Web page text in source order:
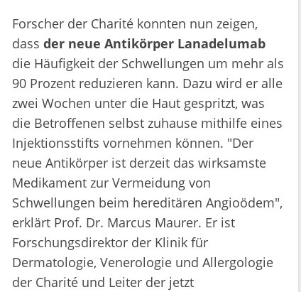
Forscher der Charité konnten nun zeigen,
dass der neue Antikörper Lanadelumab
die Häufigkeit der Schwellungen um mehr als
90 Prozent reduzieren kann. Dazu wird er alle
zwei Wochen unter die Haut gespritzt, was
die Betroffenen selbst zuhause mithilfe eines
Injektionsstifts vornehmen können. "Der
neue Antikörper ist derzeit das wirksamste
Medikament zur Vermeidung von
Schwellungen beim hereditären Angioödem",
erklärt Prof. Dr. Marcus Maurer. Er ist
Forschungsdirektor der Klinik für
Dermatologie, Venerologie und Allergologie
der Charité und Leiter der jetzt